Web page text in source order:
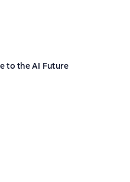
to the AI Future
0 на основе 0 оценок